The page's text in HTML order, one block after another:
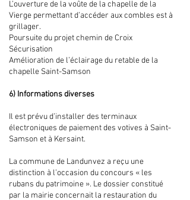
L’ouverture de la voûte de la chapelle de la
Vierge permettant d’accéder aux combles est à
grillager.
Poursuite du projet chemin de Croix
Sécurisation
Amélioration de l’éclairage du retable de la
chapelle Saint-Samson
6) Informations diverses
Il est prévu d’installer des terminaux
électroniques de paiement des votives à Saint-
Samson et à Kersaint.
La commune de Landunvez a reçu une
distinction à l’occasion du concours « les
rubans du patrimoine ». Le dossier constitué
par la mairie concernait la restauration du